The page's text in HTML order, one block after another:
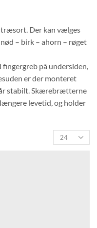
Der kan vælges
– birk – ahorn – røget
på undersiden,
er der monteret
stabilt. Skærebrætterne
levetid, og holder